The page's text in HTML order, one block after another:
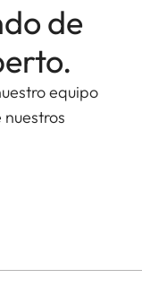
de
equipo